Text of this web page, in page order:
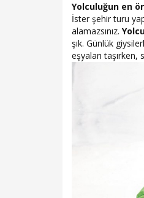
Yolculuğun en
İster şehir turu
alamazsınız.
şık. Günlük
eşyaları taşırken,